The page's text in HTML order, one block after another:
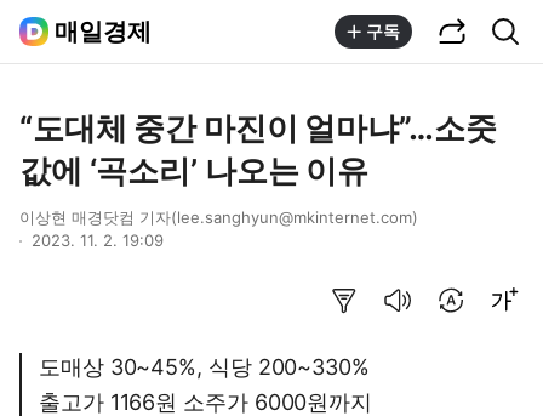
매일경제 구독
“도대체 중간 마진이 얼마냐”…소줏
값에 ‘곡소리’ 나오는 이유
이상현 매경닷컴 기자(lee.sanghyun@mkinternet.com)
2023. 11. 2. 19:09
도매상 30~45%, 식당 200~330%
출고가 1166원 소주가 6000원까지